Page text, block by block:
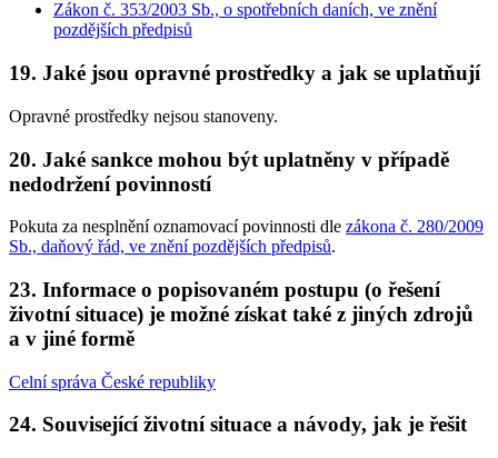
Zákon č. 353/2003 Sb., o spotřebních daních, ve znění
pozdějších předpisů
19. Jaké jsou opravné prostředky a jak se uplatňují
Opravné prostředky nejsou stanoveny.
20. Jaké sankce mohou být uplatněny v případě
nedodržení povinností
Pokuta za nesplnění oznamovací povinnosti dle zákona č. 280/2009
Sb., daňový řád, ve znění pozdějších předpisů.
23. Informace o popisovaném postupu (o řešení
životní situace) je možné získat také z jiných zdrojů
a v jiné formě
Celní správa České republiky
24. Související životní situace a návody, jak je řešit